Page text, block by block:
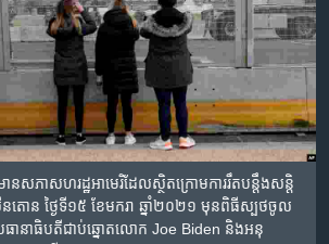
ានសភាសហរដ្ឋអាមេរិដែលស្ថិតក្រោមការរឹតបន្តឹងសន្តិ
នតោន ថ្ងៃទី១៥ ខែមករា ឆ្នាំ២០២១ មុនពិធីស្បថចូល
ានាធិបតីជាប់ឆ្នោតលោក Joe Biden និងអនុ